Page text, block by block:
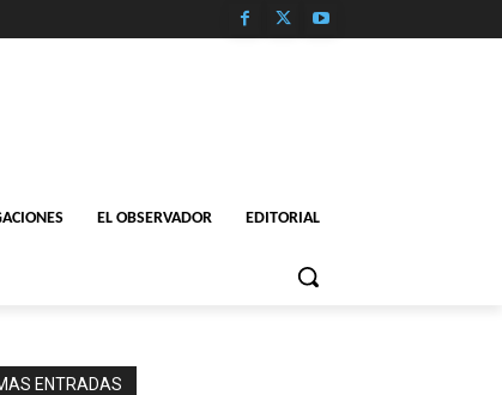
EL OBSERVADOR EDITORIAL
ENTRADAS